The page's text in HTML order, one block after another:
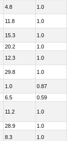
4.8 1.0
11.8 1.0
15.3 1.0
20.2 1.0
12.3 1.0
29.8 1.0
1.0
0.87
6.5 0.59
11.2 1.0
28.9 1.0
8.3 1.0